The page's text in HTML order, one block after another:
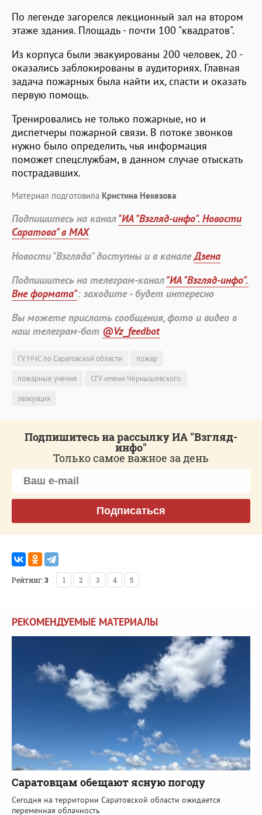
По легенде загорелся лекционный зал на втором
этаже здания. Площадь - почти 100 "квадратов".
Из корпуса были эвакуированы 200 человек, 20 -
оказались заблокированы в аудиториях. Главная
задача пожарных была найти их, спасти и оказать
первую помощь.
Тренировались не только пожарные, но и
диспетчеры пожарной связи. В потоке звонков
нужно было определить, чья информация
поможет спецслужбам, в данном случае отыскать
пострадавших.
Материал подготовила Кристина Некезова
Подпишитесь на канал"ИА "Взгляд-инфо". Новости
Саратова" в MAX
Новости "Взгляда" доступны и в каналеДзена
Подпишитесь на телеграм-канал"ИА "Взгляд-инфо".
Вне формата": заходите - будет интересно
Вы можете прислать сообщения, фото и видео в
наш телеграм-бот @Vz_feedbot
ГУ МЧС по Саратовской области
пожар
пожарные учения
СГУ имени Чернышевского
эвакуация
Подпишитесь на рассылку ИА "Взгляд-
инфо"
Только самое важное за день
Подписаться
Рейтинг:3 1 2 3 4 5
РЕКОМЕНДУЕМЫЕ МАТЕРИАЛЫ
Саратовцам обещают ясную погоду
Сегодня на территории Саратовской области ожидается
переменная облачность